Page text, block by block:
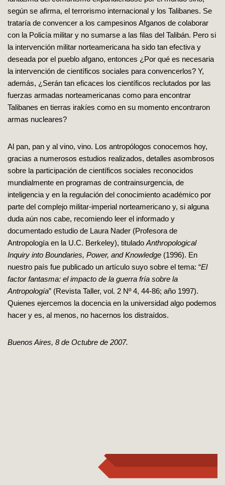
según se afirma, el terrorismo internacional y los Talibanes. Se
trataría de convencer a los campesinos Afganos de colaborar
con la Policía militar y no sumarse a las filas del Talibán. Pero si
la intervención militar norteamericana ha sido tan efectiva y
deseada por el pueblo afgano, entonces ¿Por qué es necesaria
la intervención de científicos sociales para convencerlos? Y,
además, ¿Serán tan eficaces los científicos reclutados por las
fuerzas armadas norteamericanas como para encontrar
Talibanes en tierras irakíes como en su momento encontraron
armas nucleares?
Al pan, pan y al vino, vino. Los antropólogos conocemos hoy,
gracias a numerosos estudios realizados, detalles asombrosos
sobre la participación de científicos sociales reconocidos
mundialmente en programas de contrainsurgencia, de
inteligencia y en la regulación del conocimiento académico por
parte del complejo militar-imperial norteamericano y, si alguna
duda aún nos cabe, recomiendo leer el informado y
documentado estudio de Laura Nader (Profesora de
Antropología en la U.C. Berkeley), titulado Anthropological
Inquiry into Boundaries, Power, and Knowledge (1996). En
nuestro país fue publicado un artículo suyo sobre el tema: “El
factor fantasma: el impacto de la guerra fría sobre la
Antropología” (Revista Taller, vol. 2 Nº 4, 44-86; año 1997).
Quienes ejercemos la docencia en la universidad algo podemos
hacer y es, al menos, no hacernos los distraídos.
Buenos Aires, 8 de Octubre de 2007.